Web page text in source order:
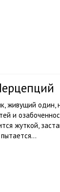
живущий один,
и
жуткой,